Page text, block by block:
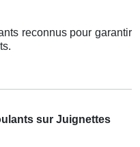
reconnus pour garantir
sur Juignettes